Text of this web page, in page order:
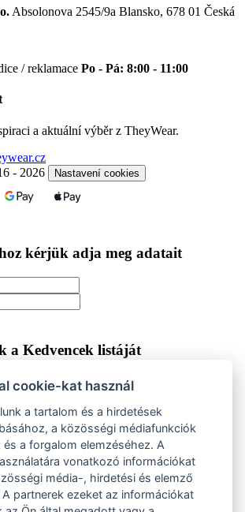
Absolonova 2545/9a Blansko, 678 01 Česká
/ reklamace Po - Pá: 8:00 - 11:00
a aktuální výběr z TheyWear.
- 2026 Nastavení cookies
kérjük adja meg adatait
a Kedvencek listáját
Megjelenítése kedvencek listájához
do košíku
produktu
cookie-kat használ
a tartalom és a hirdetések
a közösségi médiafunkciók
a forgalom elemzéséhez. A
vonatkozó információkat
média-, hirdetési és elemző
A partnerek ezeket az információkat